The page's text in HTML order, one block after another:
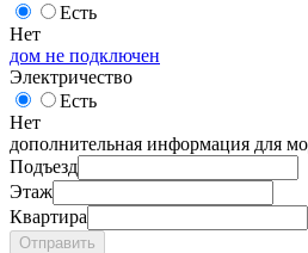
Есть
Нет
дом не подключен
Электричество
Есть
Нет
дополнительная информация для
Подъезд
Этаж
Квартира
Отправить